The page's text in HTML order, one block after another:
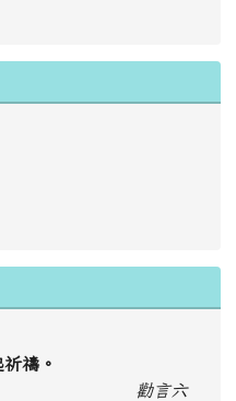
禱。
勸言六